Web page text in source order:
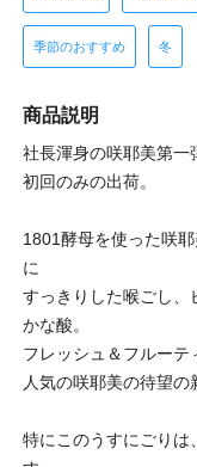
季節のおすすめ 冬
商品説明
社長渾身の咲耶美第一
初回のみの出荷。
1801酵母を使った咲
に
すっきりした喉ごし、
かな酸。
フレッシュ＆フルーテ
人気の咲耶美の待望の
特にこのうすにごりは